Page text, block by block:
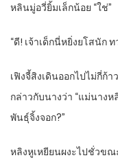
หลินมู่อวี่ยิ้มเล็กน้อย “ใช่”
“ดี! เจ้าเด็กนี่หยิ่งยโสนัก
เฟิงจี้สิงเดินออกไปไม่กี่ก้
กล่าวกับนางว่า “แม่นางห
พันธุ์จิ้งจอก?”
หลิงหูเหยียนผงะไปชั่วข